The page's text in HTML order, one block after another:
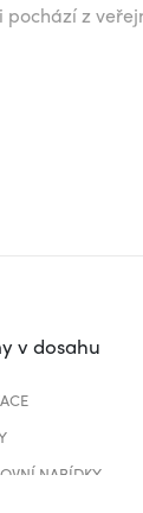
z
v dosahu
NABÍDKY